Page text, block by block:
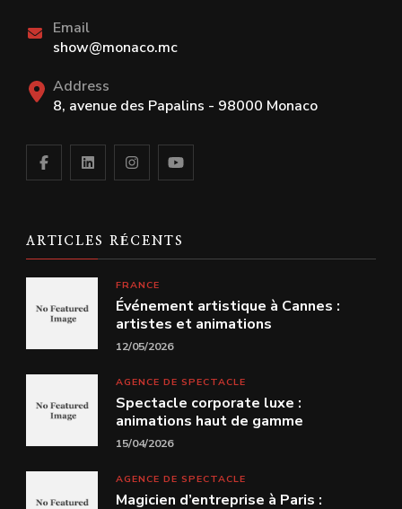
Email
show@monaco.mc
Address
8, avenue des Papalins - 98000 Monaco
ARTICLES RÉCENTS
FRANCE
Événement artistique à Cannes :
artistes et animations
12/05/2026
AGENCE DE SPECTACLE
Spectacle corporate luxe :
animations haut de gamme
15/04/2026
AGENCE DE SPECTACLE
Magicien d’entreprise à Paris :